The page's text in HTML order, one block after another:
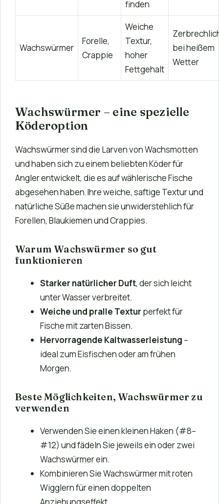
finden
Wachswürmer
Forelle,
Crappie
Weiche
Textur,
hoher
Fettgehalt
bei heißem
Wetter
Wachswürmer – eine spezielle
Köderoption
Wachswürmer sind die Larven von Wachsmotten
und haben sich zu einem beliebten Köder für
Angler entwickelt, die es auf wählerische Fische
abgesehen haben.Ihre weiche, saftige Textur und
natürliche Süße machen sie unwiderstehlich für
Forellen, Blaukiemen und Crappies.
Warum Wachswürmer so gut
funktionieren
Starker natürlicher Duft, der sich leicht
unter Wasser verbreitet.
Weiche und pralle Textur perfekt für
Fische mit zarten Bissen.
Hervorragende Kaltwasserleistung –
ideal zum Eisfischen oder am frühen
Morgen.
Beste Möglichkeiten, Wachswürmer zu
verwenden
Verwenden Sie einen kleinen Haken (#8–
#12) und fädeln Sie jeweils ein oder zwei
Wachswürmer ein.
Kombinieren Sie Wachswürmer mit roten
Wigglern für einen doppelten